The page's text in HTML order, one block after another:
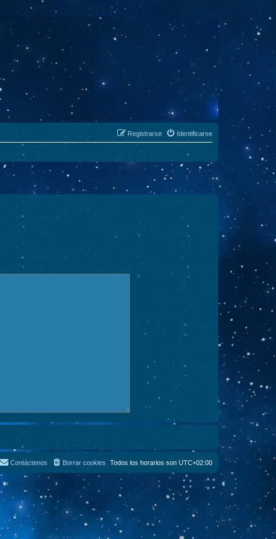
Identificarse
Registrarse
Todos los horarios son UTC+02:00
Borrar cookies
Contáctenos